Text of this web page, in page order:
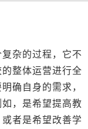
杂的过程，它不
整体运营进行全
确自身的需求，
，是希望提高教
者是希望改善学